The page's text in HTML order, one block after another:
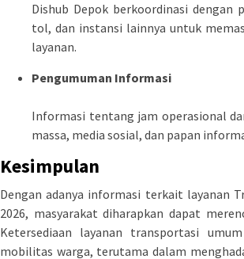
Dishub Depok berkoordinasi
tol, dan instansi lainnya untuk
layanan.
Pengumuman Informasi
Informasi tentang jam operasional
massa, media sosial, dan papan
Kesimpulan
Dengan adanya informasi terkait layanan
2026, masyarakat diharapkan dapat
Ketersediaan layanan transportasi
mobilitas warga, terutama dalam